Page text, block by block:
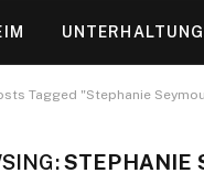
UNTERHALTUNG
Tagged "Stephanie
STEPHANIE